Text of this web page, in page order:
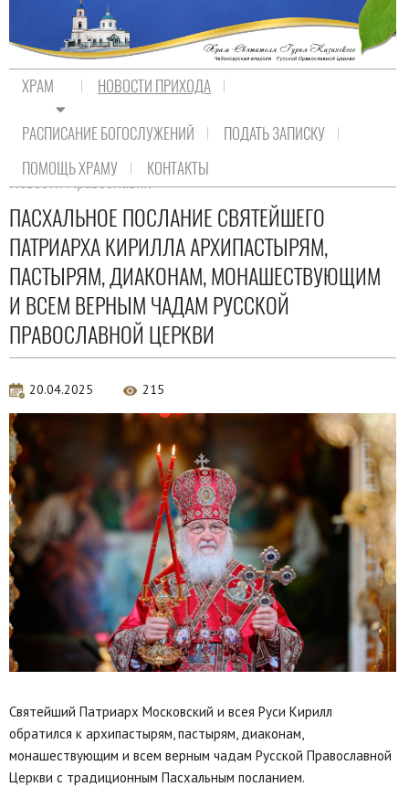
ХРАМ НОВОСТИ ПРИХОДА
РАСПИСАНИЕ БОГОСЛУЖЕНИЙ
ПОДАТЬ ЗАПИСКУ
ПОМОЩЬ ХРАМУ
КОНТАКТЫ
Новости Православия
ПАСХАЛЬНОЕ ПОСЛАНИЕ СВЯТЕЙШЕГО
ПАТРИАРХА КИРИЛЛА АРХИПАСТЫРЯМ,
ПАСТЫРЯМ, ДИАКОНАМ, МОНАШЕСТВУЮЩИМ
И ВСЕМ ВЕРНЫМ ЧАДАМ РУССКОЙ
ПРАВОСЛАВНОЙ ЦЕРКВИ
20.04.2025 215
Святейший Патриарх Московский и всея Руси Кирилл
обратился к архипастырям, пастырям, диаконам,
монашествующим и всем верным чадам Русской Православной
Церкви с традиционным Пасхальным посланием.